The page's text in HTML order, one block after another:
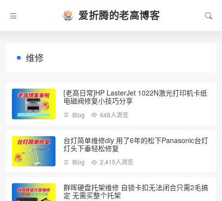
爱折腾的老高博客
维修
[老高日常]HP LasterJet 1022N激光打印机卡纸
电磁阀修复小技巧分享
Blog 648人浏览
台灯简单维修diy 用了6年的松下Panasonic台灯
灯头下垂轻松修复
Blog 2,415人浏览
群晖硬盘托架维修 自锁卡扣无法闭合只需2毛搞
定 无需买整个托架